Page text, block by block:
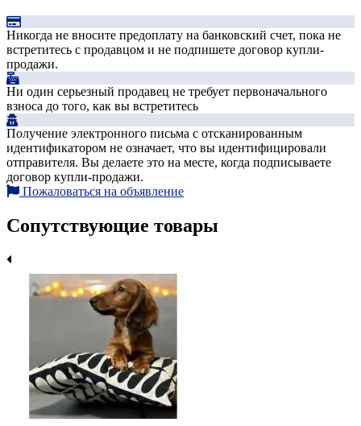
Никогда не вносите предоплату на банковский счет, пока не
встретитесь с продавцом и не подпишете договор купли-
продажи.
Ни один серьезный продавец не требует первоначального
взноса до того, как вы встретитесь
Получение электронного письма с отсканированным
идентификатором не означает, что вы идентифицировали
отправителя. Вы делаете это на месте, когда подписываете
договор купли-продажи.
Пожаловаться на объявление
Сопутствующие товары